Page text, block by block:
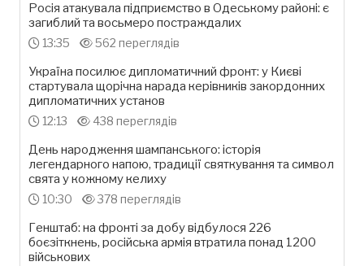
Росія атакувала підприємство в Одеському районі: є
загиблий та восьмеро постраждалих
13:35 562 переглядів
Україна посилює дипломатичний фронт: у Києві
стартувала щорічна нарада керівників закордонних
дипломатичних установ
12:13 438 переглядів
День народження шампанського: історія
легендарного напою, традиції святкування та символ
свята у кожному келиху
10:30 378 переглядів
Генштаб: на фронті за добу відбулося 226
боєзіткнень, російська армія втратила понад 1200
військових